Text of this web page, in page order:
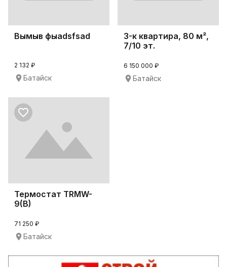
Вымыв фыаdsfsad
2 132 ₽
Батайск
3-к квартира, 80 м²,
7/10 эт.
6 150 000 ₽
Батайск
Термостат TRMW-
9(B)
71 250 ₽
Батайск